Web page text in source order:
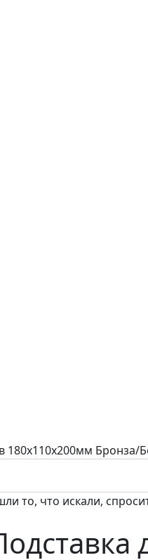
180х110х200мм Бронза/
то, что искали,